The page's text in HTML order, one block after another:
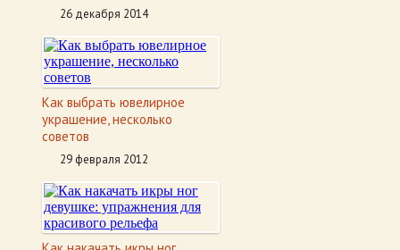
26 декабря 2014
Как выбрать ювелирное
украшение, несколько
советов
29 февраля 2012